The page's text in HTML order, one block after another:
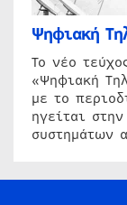
Ψηφιακή
Το νέο
«Ψηφιακή
με το
ηγείται
συστημάτων